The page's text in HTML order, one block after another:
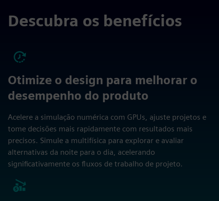
Descubra os benefícios
Otimize o design para melhorar o
desempenho do produto
Acelere a simulação numérica com GPUs, ajuste projetos e
tome decisões mais rapidamente com resultados mais
precisos. Simule a multifísica para explorar e avaliar
alternativas da noite para o dia, acelerando
significativamente os fluxos de trabalho de projeto.